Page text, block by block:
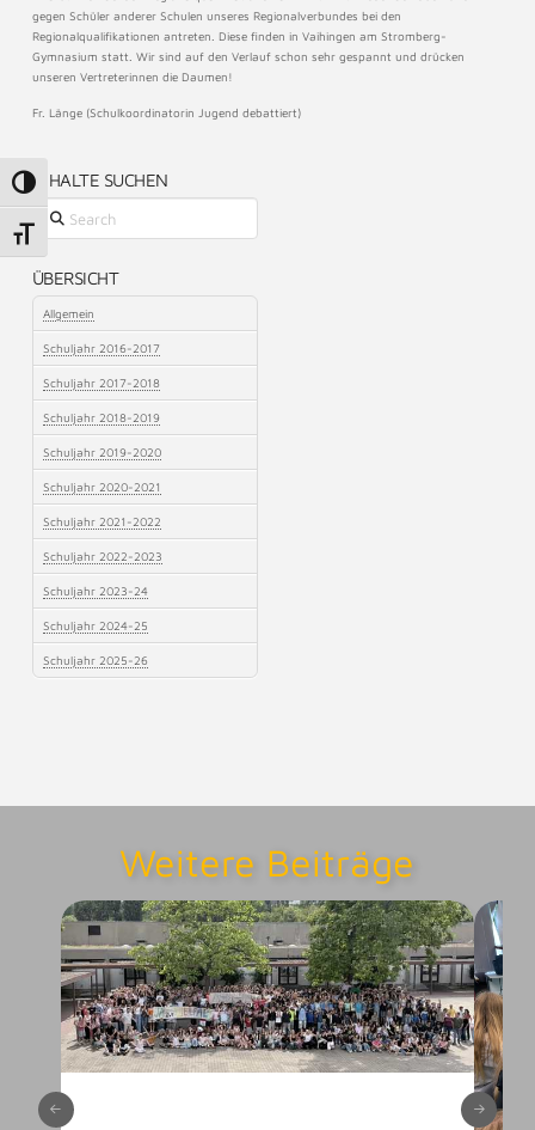
Umschalten auf hohe Kontraste
Schrift vergrößern
gegen Schüler anderer Schulen unseres Regionalverbundes bei den
Regionalqualifikationen antreten. Diese finden in Vaihingen am Stromberg-
Gymnasium statt. Wir sind auf den Verlauf schon sehr gespannt und drücken
unseren Vertreterinnen die Daumen!
Fr. Länge (Schulkoordinatorin Jugend debattiert)
INHALTE SUCHEN
Search
ÜBERSICHT
Allgemein
Schuljahr 2016-2017
Schuljahr 2017-2018
Schuljahr 2018-2019
Schuljahr 2019-2020
Schuljahr 2020-2021
Schuljahr 2021-2022
Schuljahr 2022-2023
Schuljahr 2023-24
Schuljahr 2024-25
Schuljahr 2025-26
Weitere Beiträge